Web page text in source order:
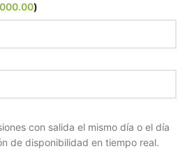
)
con salida el mismo día o el día
de disponibilidad en tiempo real.